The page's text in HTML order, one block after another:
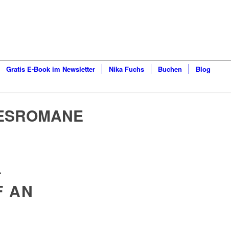
Gratis E-Book im Newsletter Nika Fuchs Buchen Blog
AN